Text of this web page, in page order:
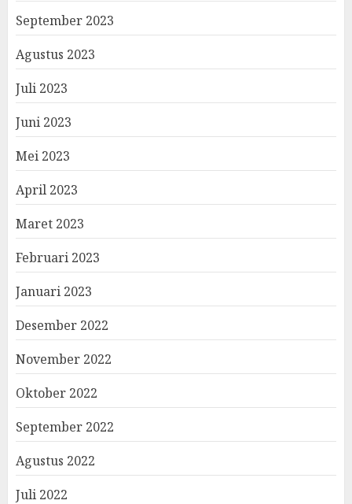
September 2023
Agustus 2023
Juli 2023
Juni 2023
Mei 2023
April 2023
Maret 2023
Februari 2023
Januari 2023
Desember 2022
November 2022
Oktober 2022
September 2022
Agustus 2022
Juli 2022